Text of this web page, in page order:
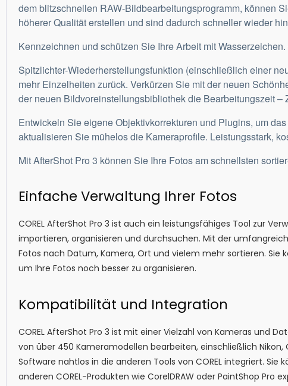
dem blitzschnellen RAW-Bildbearbeitungsprogramm, können
höherer Qualität erstellen und sind dadurch schneller wieder
Kennzeichnen und schützen Sie Ihre Arbeit mit
Spitzlichter-Wiederherstellungsfunktion (einschließlich einer
mehr Einzelheiten zurück. Verkürzen Sie mit der neuen
der neuen Bildvoreinstellungsbibliothek die Bearbeitungszeit –
Entwickeln Sie eigene Objektivkorrekturen und Plugins, um
aktualisieren Sie mühelos die Kameraprofile. Leistungsstark,
Mit AfterShot Pro 3 können Sie Ihre Fotos am schnellsten
Einfache Verwaltung Ihrer Fotos
COREL AfterShot Pro 3 ist auch ein leistungsfähiges Tool zur
importieren, organisieren und durchsuchen. Mit der
Fotos nach Datum, Kamera, Ort und vielem mehr sortieren. Sie
um Ihre Fotos noch besser zu organisieren.
Kompatibilität und Integration
COREL AfterShot Pro 3 ist mit einer Vielzahl von Kameras und
von über 450 Kameramodellen bearbeiten, einschließlich
Software nahtlos in die anderen Tools von COREL integriert. Sie
anderen COREL-Produkten wie CorelDRAW oder PaintShop Pro